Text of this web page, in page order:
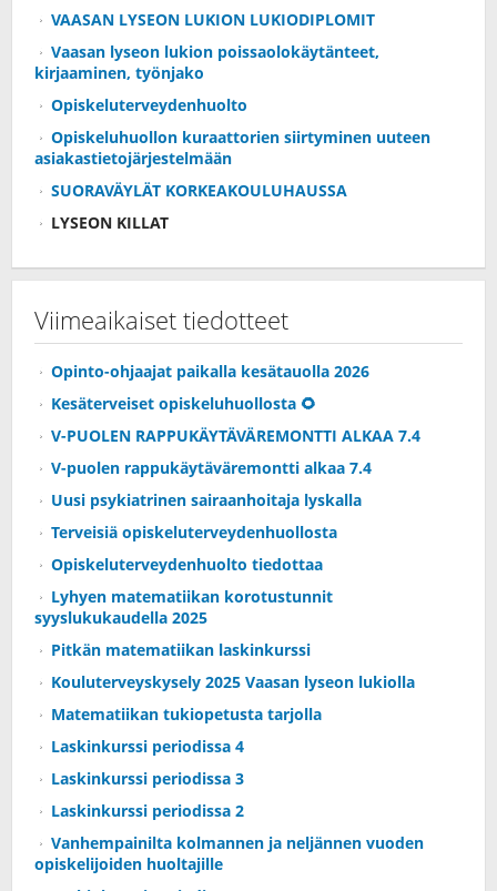
VAASAN LYSEON LUKION LUKIODIPLOMIT
Vaasan lyseon lukion poissaolokäytänteet,
kirjaaminen, työnjako
Opiskeluterveydenhuolto
Opiskeluhuollon kuraattorien siirtyminen uuteen
asiakastietojärjestelmään
SUORAVÄYLÄT KORKEAKOULUHAUSSA
LYSEON KILLAT
Viimeaikaiset tiedotteet
Opinto-ohjaajat paikalla kesätauolla 2026
Kesäterveiset opiskeluhuollosta 🌻
V-PUOLEN RAPPUKÄYTÄVÄREMONTTI ALKAA 7.4
V-puolen rappukäytäväremontti alkaa 7.4
Uusi psykiatrinen sairaanhoitaja lyskalla
Terveisiä opiskeluterveydenhuollosta
Opiskeluterveydenhuolto tiedottaa
Lyhyen matematiikan korotustunnit
syyslukukaudella 2025
Pitkän matematiikan laskinkurssi
Kouluterveyskysely 2025 Vaasan lyseon lukiolla
Matematiikan tukiopetusta tarjolla
Laskinkurssi periodissa 4
Laskinkurssi periodissa 3
Laskinkurssi periodissa 2
Vanhempainilta kolmannen ja neljännen vuoden
opiskelijoiden huoltajille